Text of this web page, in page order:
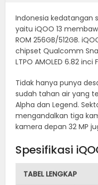
Indonesia kedatangan
yaitu iQOO 13
ROM 256GB/512GB.
chipset Qualcomm
LTPO AMOLED 6.82 inci
Tidak hanya punya
sudah tahan air yang
Alpha dan Legend.
mengandalkan tiga
kamera depan 32 MP
Spesifikasi
TABEL LENGKAP